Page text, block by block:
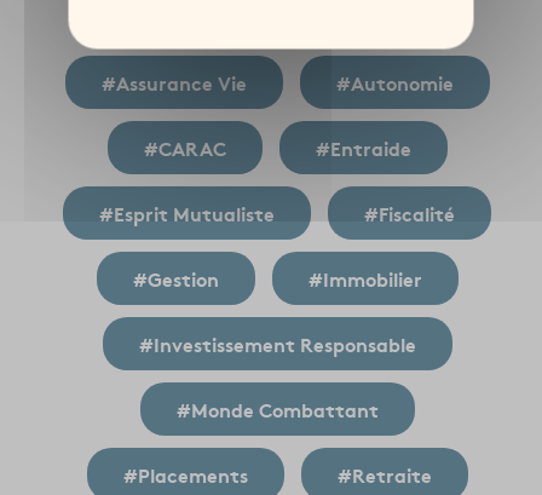
#Assurance Vie #Autonomie
#CARAC #Entraide
#Esprit Mutualiste #Fiscalité
#Gestion #Immobilier
#Investissement Responsable
#Monde Combattant
#Placements #Retraite